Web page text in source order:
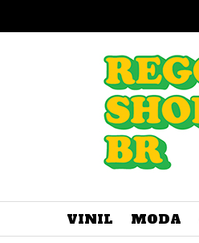
VINIL MODA